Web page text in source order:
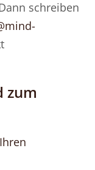
schreiben
zum